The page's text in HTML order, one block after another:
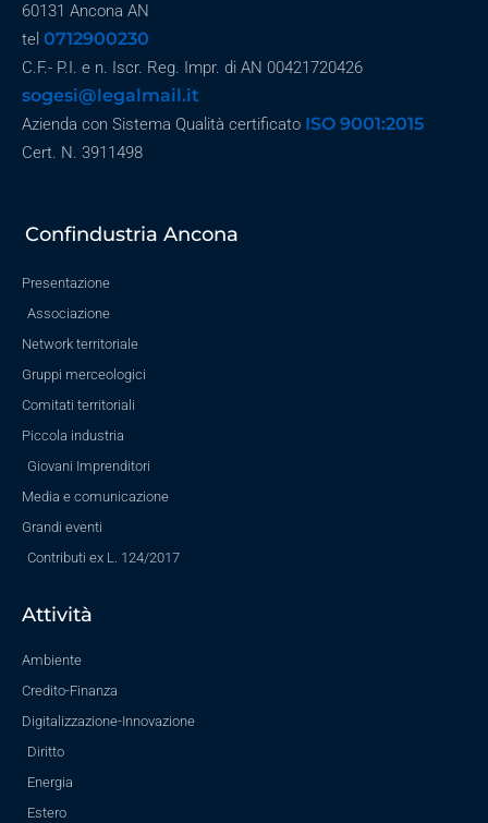
60131 Ancona AN
tel 0712900230
C.F.- P.I. e n. Iscr. Reg. Impr. di AN 00421720426
sogesi@legalmail.it
Azienda con Sistema Qualità certificato ISO 9001:2015
Cert. N. 3911498
Confindustria Ancona
Presentazione
Associazione
Network territoriale
Gruppi merceologici
Comitati territoriali
Piccola industria
Giovani Imprenditori
Media e comunicazione
Grandi eventi
Contributi ex L. 124/2017
Attività
Ambiente
Credito-Finanza
Digitalizzazione-Innovazione
Diritto
Energia
Estero